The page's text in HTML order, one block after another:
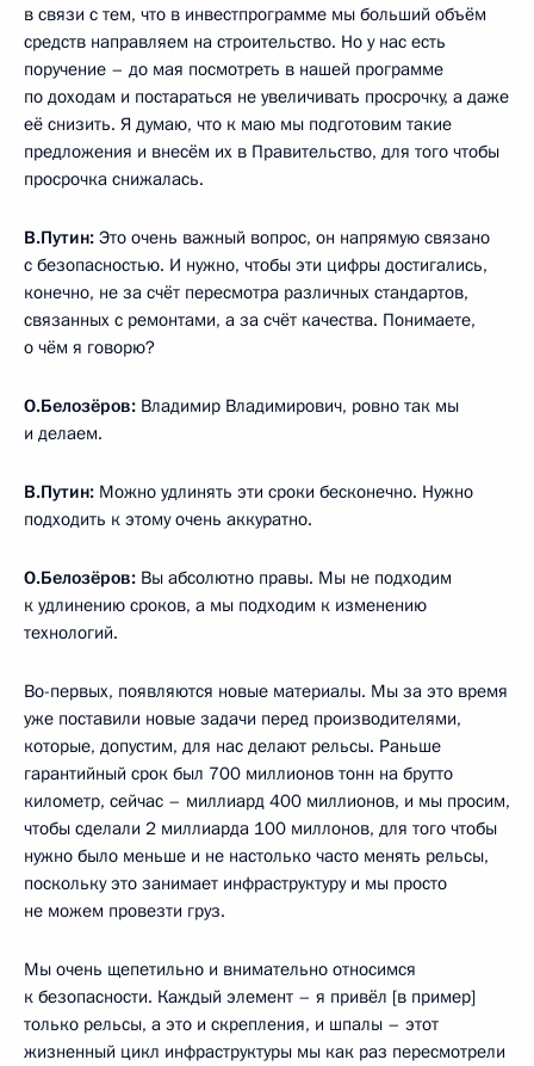
в связи с тем, что в инвестпрограмме мы больший объём
средств направляем на строительство. Но у нас есть
поручение – до мая посмотреть в нашей программе
по доходам и постараться не увеличивать просрочку, а даже
её снизить. Я думаю, что к маю мы подготовим такие
предложения и внесём их в Правительство, для того чтобы
просрочка снижалась.
В.Путин: Это очень важный вопрос, он напрямую связано
с безопасностью. И нужно, чтобы эти цифры достигались,
конечно, не за счёт пересмотра различных стандартов,
связанных с ремонтами, а за счёт качества. Понимаете,
о чём я говорю?
О.Белозёров: Владимир Владимирович, ровно так мы
и делаем.
В.Путин: Можно удлинять эти сроки бесконечно. Нужно
подходить к этому очень аккуратно.
О.Белозёров: Вы абсолютно правы. Мы не подходим
к удлинению сроков, а мы подходим к изменению
технологий.
Во-первых, появляются новые материалы. Мы за это время
уже поставили новые задачи перед производителями,
которые, допустим, для нас делают рельсы. Раньше
гарантийный срок был 700 миллионов тонн на брутто
километр, сейчас – миллиард 400 миллионов, и мы просим,
чтобы сделали 2 миллиарда 100 миллонов, для того чтобы
нужно было меньше и не настолько часто менять рельсы,
поскольку это занимает инфраструктуру и мы просто
не можем провезти груз.
Мы очень щепетильно и внимательно относимся
к безопасности. Каждый элемент – я привёл [в пример]
только рельсы, а это и скрепления, и шпалы – этот
жизненный цикл инфраструктуры мы как раз пересмотрели